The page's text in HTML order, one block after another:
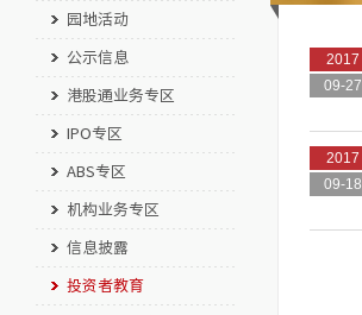
园地活动
公示信息
港股通业务专区
IPO专区
ABS专区
机构业务专区
信息披露
投资者教育
2017
09-27
2017
09-18